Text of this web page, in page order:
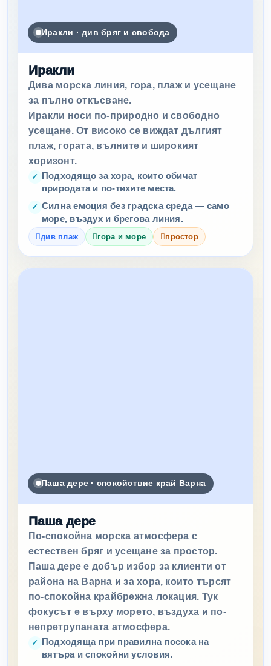
Иракли · див бряг и свобода
Иракли
Дива морска линия, гора, плаж и усещане
за пълно откъсване.
Иракли носи по-природно и свободно
усещане. От високо се виждат дългият
плаж, гората, вълните и широкият
хоризонт.
Подходящо за хора, които обичат
природата и по-тихите места.
Силна емоция без градска среда — само
море, въздух и брегова линия.
див плаж гора и море простор
Паша дере · спокойствие край Варна
Паша дере
По-спокойна морска атмосфера с
естествен бряг и усещане за простор.
Паша дере е добър избор за клиенти от
района на Варна и за хора, които търсят
по-спокойна крайбрежна локация. Тук
фокусът е върху морето, въздуха и по-
непретрупаната атмосфера.
Подходяща при правилна посока на
вятъра и спокойни условия.